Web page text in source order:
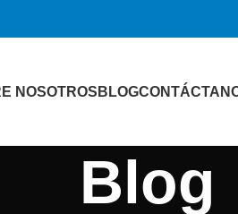
NOSOTROS BLOG
Blog